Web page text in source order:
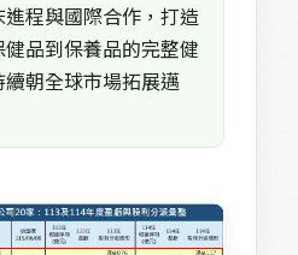
程與國際合作，打造
品到保養品的完整健
朝全球市場拓展邁